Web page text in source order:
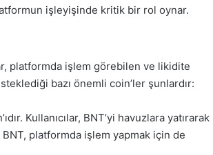
işleyişinde kritik bir rol oynar.
platformda işlem görebilen ve likidite
bazı önemli coin’ler şunlardır:
Kullanıcılar, BNT’yi havuzlara yatırarak
platformda işlem yapmak için de